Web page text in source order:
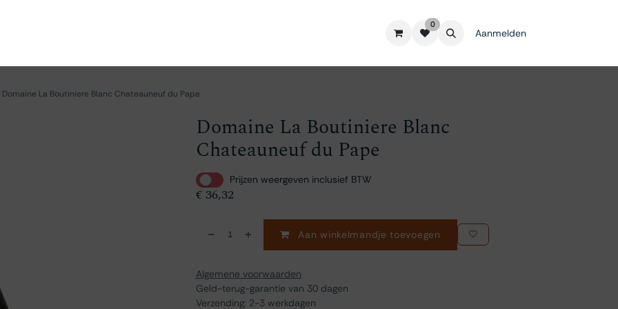
0
Aanmelden
Domaine La Boutiniere Blanc Chateauneuf du Pape
Domaine La Boutiniere Blanc
Chateauneuf du Pape
Prijzen weergeven inclusief BTW
€ 36,32
Aan winkelmandje toevoegen
Algemene voorwaarden
Geld-terug-garantie van 30 dagen
Verzending: 2-3 werkdagen